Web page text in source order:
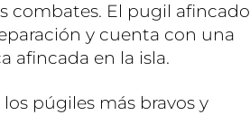
combates. El pugil afincado
y cuenta con una
afincada en la isla.
púgiles más bravos y